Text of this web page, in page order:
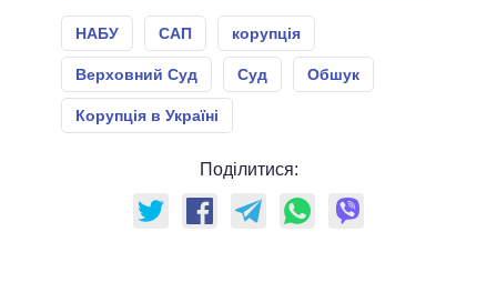
НАБУ САП корупція
Верховний Суд Суд Обшук
Корупція в Україні
Поділитися: